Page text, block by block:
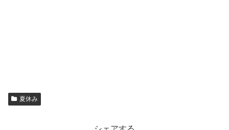
夏休み